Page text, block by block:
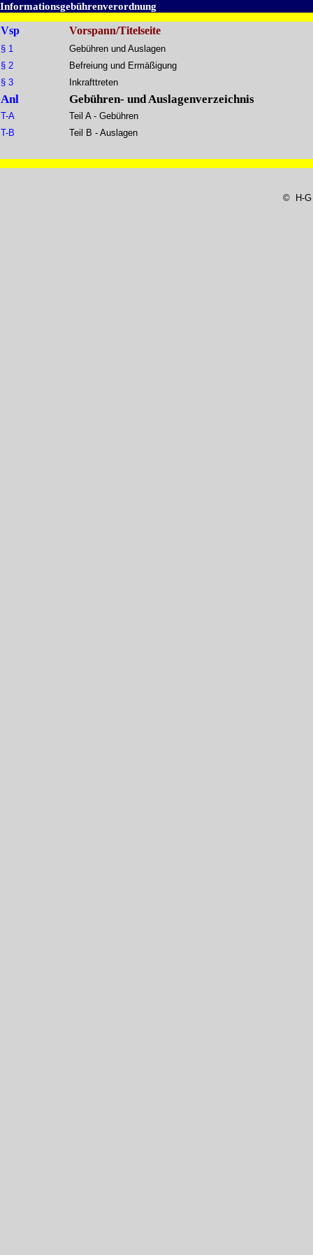
Informationsgebührenverordnung
Vsp Vorspann/Titelseite
§ 1
§ 2
§ 3
Anl
T-A
T-B
Gebühren und Auslagen
Befreiung und Ermäßigung
Inkrafttreten
Gebühren- und Auslagenverzeichnis
Teil A - Gebühren
Teil B - Auslagen
© H-G